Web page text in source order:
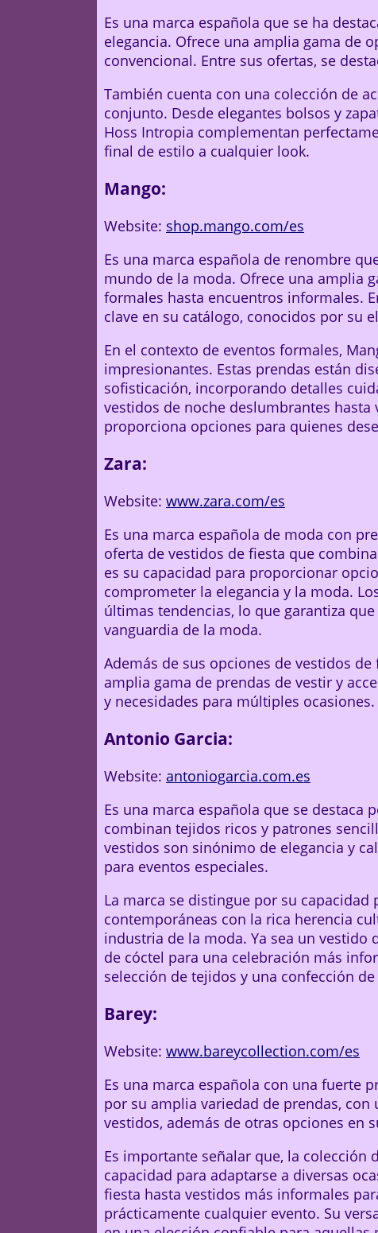
Es una marca española que se ha
elegancia. Ofrece una amplia gama de
convencional. Entre sus ofertas, se
También cuenta con una colección de
conjunto. Desde elegantes bolsos y
Hoss Intropia complementan
final de estilo a cualquier look.
Mango:
Website: shop.mango.com/es
Es una marca española de renombre
mundo de la moda. Ofrece una amplia
formales hasta encuentros informales.
clave en su catálogo, conocidos por su
En el contexto de eventos formales,
impresionantes. Estas prendas están
sofisticación, incorporando detalles
vestidos de noche deslumbrantes hasta
proporciona opciones para quienes
Zara:
Website: www.zara.com/es
Es una marca española de moda con
oferta de vestidos de fiesta que
es su capacidad para proporcionar
comprometer la elegancia y la moda.
últimas tendencias, lo que garantiza
vanguardia de la moda.
Además de sus opciones de vestidos
amplia gama de prendas de vestir y
y necesidades para múltiples ocasiones.
Antonio Garcia:
Website: antoniogarcia.com.es
Es una marca española que se destaca
combinan tejidos ricos y patrones
vestidos son sinónimo de elegancia y
para eventos especiales.
La marca se distingue por su
contemporáneas con la rica herencia
industria de la moda. Ya sea un vestido
de cóctel para una celebración más
selección de tejidos y una confección
Barey:
Website: www.bareycollection.com/es
Es una marca española con una fuerte
por su amplia variedad de prendas,
vestidos, además de otras opciones en
Es importante señalar que, la colección
capacidad para adaptarse a diversas
fiesta hasta vestidos más informales
prácticamente cualquier evento. Su